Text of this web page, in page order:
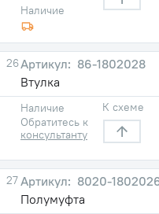
Наличие
26
86-1802028
Втулка
Наличие
Обратитесь к
консультанту
К схеме
27
8020-
Полумуфта